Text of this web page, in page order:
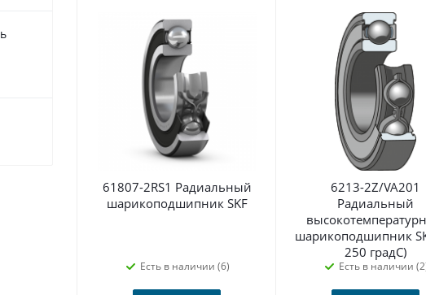
61807-2RS1 Радиальный
шарикоподшипник SKF
Есть в наличии (6)
6213-2Z/VA201
Радиальный
шарикоподшипник
250 градС)
Есть в наличии